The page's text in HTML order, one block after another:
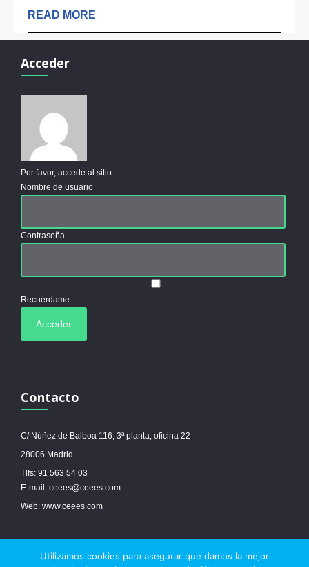
READ MORE
Acceder
Por favor, accede al sitio.
Nombre de usuario
Contraseña
Recuérdame
Contacto
C/ Núñez de Balboa 116, 3ª planta, oficina 22
28006 Madrid
Tlfs: 91 563 54 03
E-mail: ceees@ceees.com
Web: www.ceees.com
Utilizamos cookies para asegurar que damos la mejor